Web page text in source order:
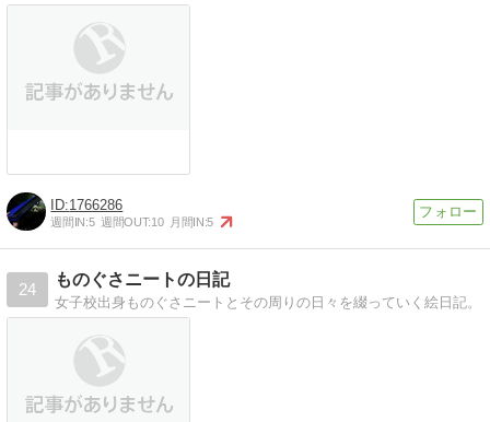
1766286
週間IN:5 週間OUT:10 月間IN:5
24
ものぐさニートの日記
女子校出身ものぐさニートとその周りの日々を綴っていく絵日記。